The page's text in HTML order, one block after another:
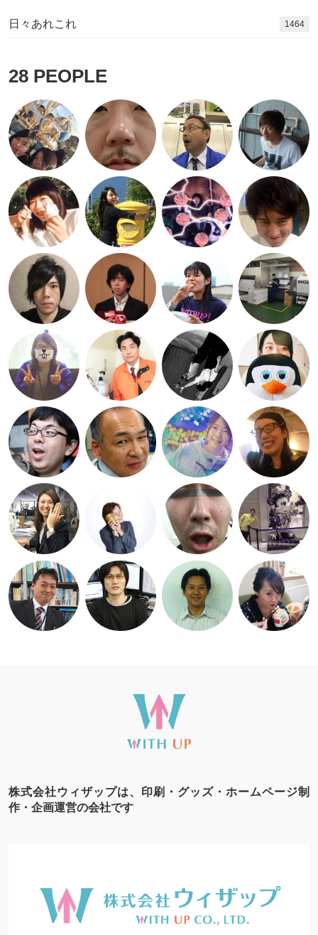
日々あれこれ 1626
28 PEOPLE
株式会社ウィザップは、印刷・グッズ・ホームページ制
作・企画運営の会社です